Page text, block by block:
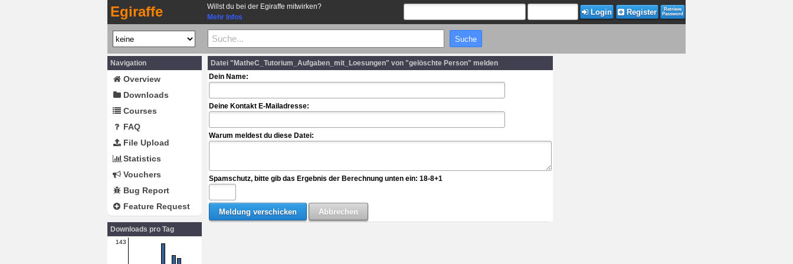
Egiraffe
Willst du bei der Egiraffe mitwirken?
Mehr Infos
Login Register
Retrieve
Password
Navigation
Overview
Downloads
Courses
FAQ
File Upload
Statistics
Vouchers
Bug Report
Feature Request
Downloads pro Tag
143
Datei "MatheC_Tutorium_Aufgaben_mit_Loesungen" von "gelöschte Person" melden
Dein Name:
Deine Kontakt E-Mailadresse:
Warum meldest du diese Datei:
Spamschutz, bitte gib das Ergebnis der Berechnung unten ein: 18-8+1